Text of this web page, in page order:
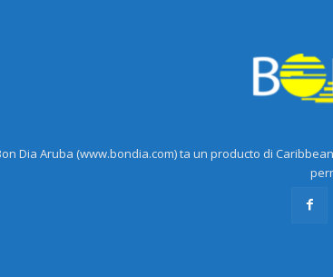
Dia Aruba (www.bondia.com) ta un producto di